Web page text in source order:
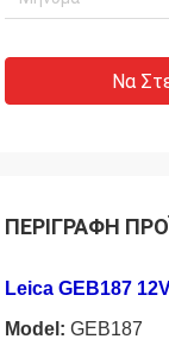
Να
ΠΕΡΙΓΡΑΦΉ
Leica GEB187
Model: GEB187